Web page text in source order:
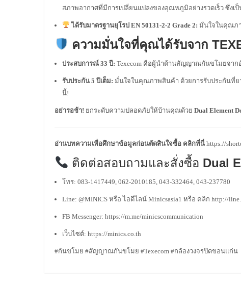
สภาพอากาศที่มีการเปลี่ยนแปลงของอุณหภูมิอย่างรวดเร็ว ซึ่งเ
ได้รับมาตรฐานยุโรป EN 50131-2-2 Grade 2: มั่นใจในคุณภา
ความมั่นใจที่คุณได้รับจาก
ประสบการณ์ 33 ปี: Texecom คือผู้นำด้านสัญญาณกันขโมยจาก
รับประกัน 5 ปีเต็ม: มั่นใจในคุณภาพสินค้า ด้วยการรับประกันที่ย
นี้!
อย่ารอช้า! ยกระดับความปลอดภัยให้บ้านคุณด้วย Dual Element
อ่านบทความเพื่อศึกษาข้อมูลก่อนตัดสินใจซื้อ คลิกที่นี่ https://
ติดต่อสอบถามและสั่งซื้อ Dual
โทร: 083-1417449, 062-2010185, 043-332464, 043-237780
Line: @MINICS หรือ ไอดีไลน์ Minicsasia1 หรือ คลิก http://
FB Messenger: https://m.me/minicscommunication
เว็บไซต์: https://minics.co.th
#กันขโมย #สัญญาณกันขโมย #Texecom #กล้องวงจรปิดขอนแก่น